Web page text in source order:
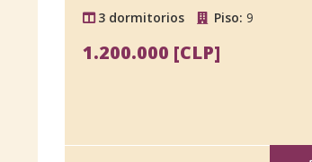
3 dormitorios
Piso: 9
1.200.000 [CLP]